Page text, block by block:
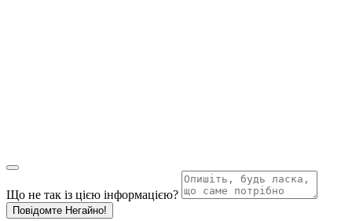
Що не так із цією інформацією?
Повідомте Негайно!